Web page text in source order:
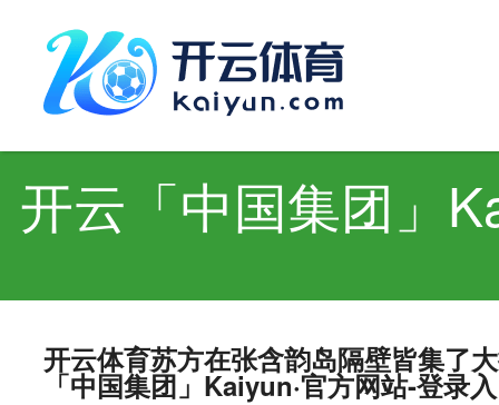
开云「中国集团」
开云体育苏方在张含韵岛隔壁皆集了
「中国集团」Kaiyun·官方网站-登录